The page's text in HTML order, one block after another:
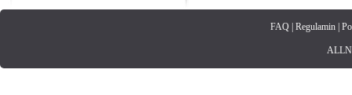
FAQ| Regulamin|